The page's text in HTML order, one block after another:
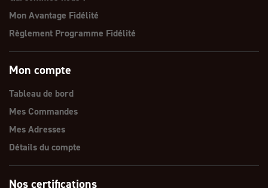
Mon Avantage Fidélité
Règlement Programme Fidélité
Mon compte
Tableau de bord
Mes Commandes
Mes Adresses
Détails du compte
Nos certifications